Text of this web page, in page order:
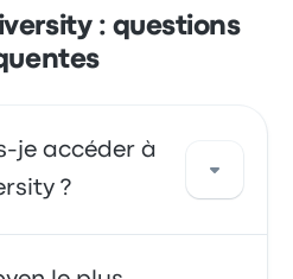
: questions
je accéder à
?